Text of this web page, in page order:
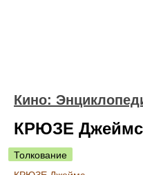
Кино:
КРЮЗЕ Джеймс
Толкование